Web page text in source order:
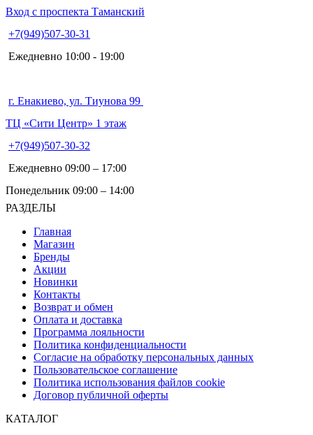
Вход с проспекта Таманский
+7(949)507-30-31
Ежедневно 10:00 - 19:00
г. Енакиево, ул. Тиунова 99
ТЦ «Сити Центр» 1 этаж
+7(949)507-30-32
Ежедневно 09:00 – 17:00
Понедельник 09:00 – 14:00
РАЗДЕЛЫ
Главная
Магазин
Бренды
Акции
Новинки
Контакты
Возврат и обмен
Оплата и доставка
Программа лояльности
Политика конфиденциальности
Согласие на обработку персональных данных
Пользовательское соглашение
Политика использования файлов cookie
Договор публичной оферты
КАТАЛОГ